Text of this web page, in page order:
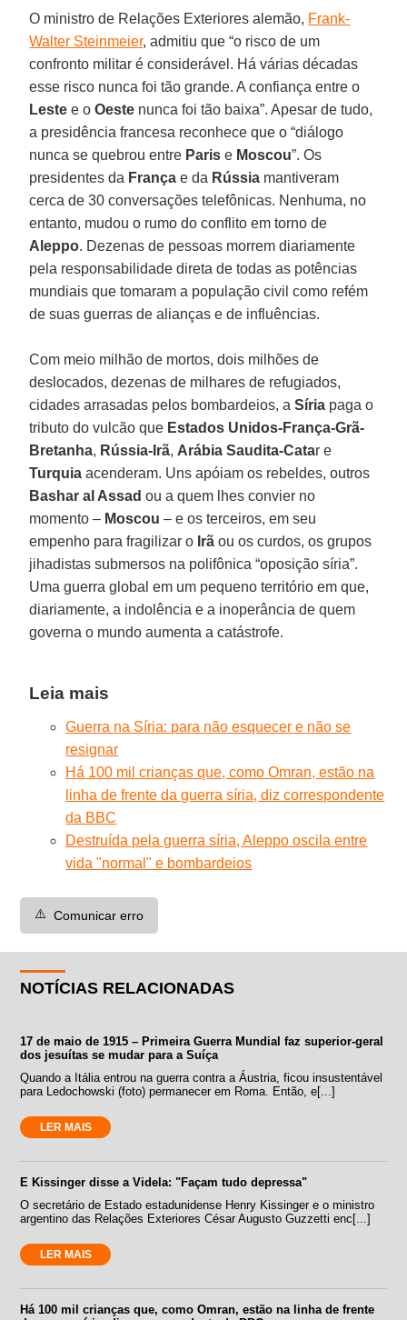
O ministro de Relações Exteriores alemão, Frank-
Walter Steinmeier, admitiu que “o risco de um
confronto militar é considerável. Há várias décadas
esse risco nunca foi tão grande. A confiança entre o
Leste e oOeste nunca foi tão baixa”. Apesar de tudo,
a presidência francesa reconhece que o “diálogo
nunca se quebrou entre Paris e Moscou”. Os
presidentes da França e da Rússia mantiveram
cerca de 30 conversações telefônicas. Nenhuma, no
entanto, mudou o rumo do conflito em torno de
Aleppo. Dezenas de pessoas morrem diariamente
pela responsabilidade direta de todas as potências
mundiais que tomaram a população civil como refém
de suas guerras de alianças e de influências.
Com meio milhão de mortos, dois milhões de
deslocados, dezenas de milhares de refugiados,
cidades arrasadas pelos bombardeios, aSíria paga o
tributo do vulcão que Estados Unidos-França-Grã-
Bretanha, Rússia-Irã, Arábia Saudita-Catar e
Turquia acenderam. Uns apóiam os rebeldes, outros
Bashar al Assad ou a quem lhes convier no
momento – Moscou – e os terceiros, em seu
empenho para fragilizar o Irã ou os curdos, os grupos
jihadistas submersos na polifônica “oposição síria”.
Uma guerra global em um pequeno território em que,
diariamente, a indolência e a inoperância de quem
governa o mundo aumenta a catástrofe.
Leia mais
Guerra na Síria: para não esquecer e não se
resignar
Há 100 mil crianças que, como Omran, estão na
linha de frente da guerra síria, diz correspondente
da BBC
Destruída pela guerra síria, Aleppo oscila entre
vida "normal" e bombardeios
⚠️ Comunicar erro
NOTÍCIAS RELACIONADAS
17 de maio de 1915 – Primeira Guerra Mundial faz superior-geral
dos jesuítas se mudar para a Suíça
Quando a Itália entrou na guerra contra a Áustria, ficou insustentável
para Ledochowski (foto) permanecer em Roma. Então, e[...]
LER MAIS
E Kissinger disse a Videla: "Façam tudo depressa"
O secretário de Estado estadunidense Henry Kissinger e o ministro
argentino das Relações Exteriores César Augusto Guzzetti enc[...]
LER MAIS
Há 100 mil crianças que, como Omran, estão na linha de frente